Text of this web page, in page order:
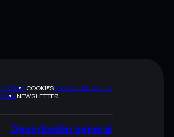
TERMSCOOKIESMAPA DEL SITIO
NEWSLETTER
Descripción general